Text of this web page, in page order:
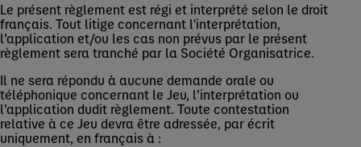
Le présent règlement est régi et interprété selon le droit
français. Tout litige concernant l'interprétation,
l’application et/ou les cas non prévus par le présent
règlement sera tranché par la Société Organisatrice.
Il ne sera répondu à aucune demande orale ou
téléphonique concernant le Jeu, l’interprétation ou
l’application dudit règlement. Toute contestation
relative à ce Jeu devra être adressée, par écrit
uniquement, en français à :